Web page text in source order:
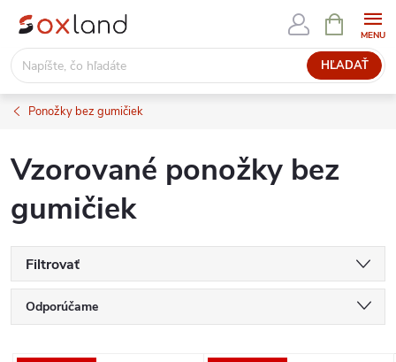
Prejsť
obsah
HĽADAŤ
KOŠÍK
Ponožky bez gumičiek
Vzorované ponožky bez
gumičiek
Filtrovať
R
Odporúčame